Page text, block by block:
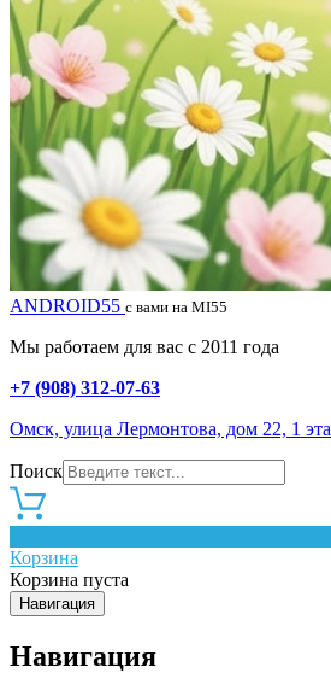
ANDROID55 с вами на MI55
Мы работаем для вас с 2011 года
+7 (908) 312-07-63
Омск, улица Лермонтова, дом 22, 1
Поиск
Корзина
Корзина пуста
Навигация
Навигация